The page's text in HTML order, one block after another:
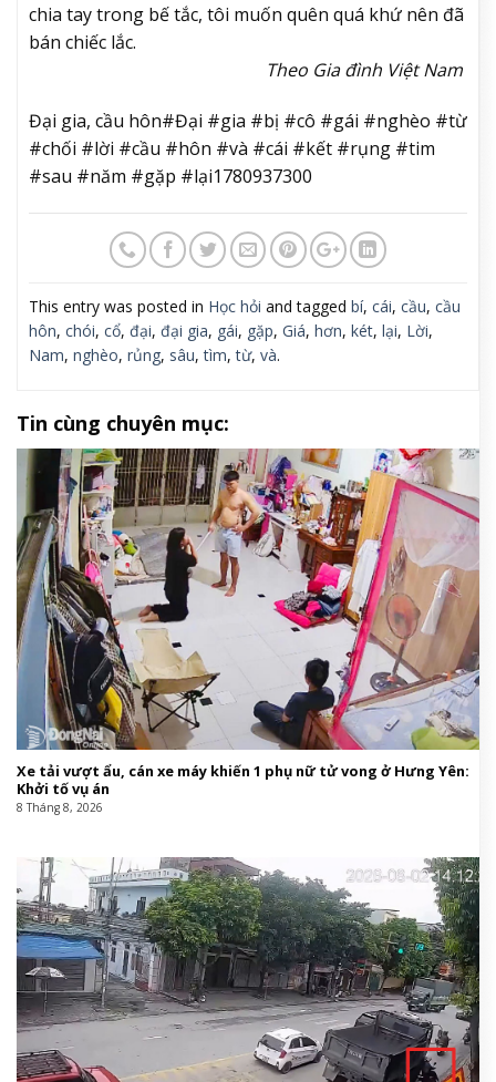
chia tay trong bế tắc, tôi muốn quên quá khứ nên đã
bán chiếc lắc.
Theo Gia đình Việt Nam
Đại gia, cầu hôn#Đại #gia #bị #cô #gái #nghèo #từ
#chối #lời #cầu #hôn #và #cái #kết #rụng #tim
#sau #năm #gặp #lại1780937300
This entry was posted in Học hỏi and tagged bí, cái, cầu, cầu
hôn, chói, cổ, đại, đại gia, gái, gặp, Giá, hơn, két, lại, Lời,
Nam, nghèo, rủng, sâu,tìm,từ, và.
Tin cùng chuyên mục:
Xe tải vượt ẩu, cán xe máy khiến 1 phụ nữ tử vong ở Hưng Yên:
Khởi tố vụ án
8 Tháng 8, 2026